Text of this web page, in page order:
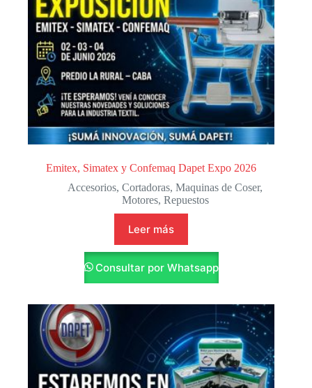
Emitex, Simatex y Confemaq Dapet Expo 2026
Accesorios,Cortadoras,Maquinas de Coser,
Motores, Repuestos
Leer más
Consultar por Whatsapp